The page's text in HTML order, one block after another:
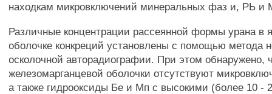
находкам микровключений минеральных фаз и, РЬ и
Различные концентрации рассеянной формы урана в
оболочке конкреций установлены с помощью метода
осколочной авторадиографии. При этом обнаружено,
железомарганцевой оболочки отсутствуют
а также гидрооксиды Бе и Мп с высокими (более 10 -